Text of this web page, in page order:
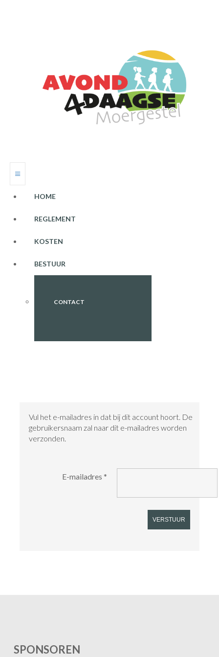
HOME
REGLEMENT
KOSTEN
BESTUUR
CONTACT
Vul het e-mailadres in dat bij dit account hoort. De
gebruikersnaam zal naar dit e-mailadres worden
verzonden.
E-mailadres *
VERSTUUR
SPONSOREN